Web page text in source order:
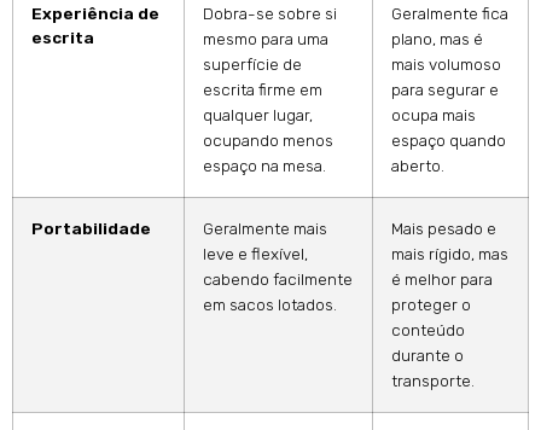
Experiência de
escrita
Dobra-se sobre si
mesmo para uma
superfície de
escrita firme em
qualquer lugar,
ocupando menos
espaço na mesa.
Geralmente fica
plano, mas é
mais volumoso
para segurar e
ocupa mais
espaço quando
aberto.
Portabilidade
Geralmente mais
leve e flexível,
cabendo facilmente
em sacos lotados.
Mais pesado e
mais rígido, mas
é melhor para
proteger o
conteúdo
durante o
transporte.